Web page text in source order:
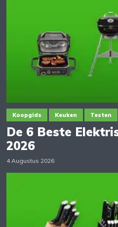
Koopgids Keuken Testen
De 6 Beste
2026
4 Augustus 2026